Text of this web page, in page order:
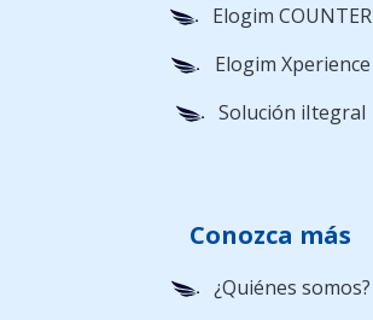
Elogim COUNTER
Elogim Xperience
Solución iItegral
Conozca más
¿Quiénes somos?